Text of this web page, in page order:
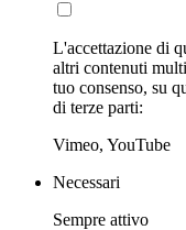
L'accettazione di
altri contenuti
tuo consenso, su
di terze parti:
Vimeo, YouTube
Necessari
Sempre attivo